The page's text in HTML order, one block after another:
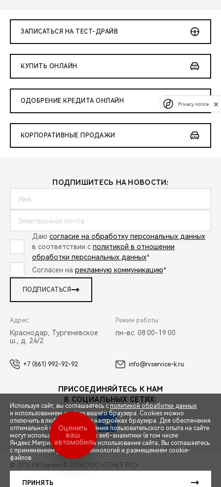
СПЕЦПРЕДЛОЖЕНИЯ
ЗАПИСЬ НА ТЕСТ-ДРАЙВ
ЗАПИСАТЬСЯ НА ТЕСТ-ДРАЙВ
КУПИТЬ ОНЛАЙН
ОДОБРЕНИЕ КРЕДИТА ОНЛАЙН
КОРПОРАТИВНЫЕ ПРОДАЖИ
ПОДПИШИТЕСЬ НА НОВОСТИ:
Даю согласие на обработку персональных данных
в соответствии с политикой в отношении
обработки персональных данных*
Согласен на рекламную коммуникацию*
ПОДПИСАТЬСЯ
Адрес:
Краснодар, Тургеневское
ш., д. 24/2
Режим работы:
пн-вс: 08:00-19:00
+7 (861) 992-92-92 info@rvservice-k.ru
ПРИСОЕДИНЯЙТЕСЬ К НАМ
В СОЦИАЛЬНЫХ СЕТЯХ:
© 2026 РВ Сервис © 2026 ООО «ТЕНЕТ РУС»
Используя сайт, вы соглашаетесь с политикой обработки данных
и использованием cookies вашего браузера. Cookies можно
отключить в любой момент в настройках браузера. Для обеспечения
оптимальной работы и улучшения пользовательского опыта на сайте
могут использоваться системы веб-аналитики (в том числе
Яндекс.Метрика). Продолжая использование сайта, Вы соглашаетесь
с применением указанных технологий и размещением cookie-
файлов.
ПРИНЯТЬ
Оценить
ваш
автомобиль
Privacy notice